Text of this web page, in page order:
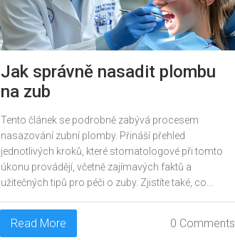
Jak správně nasadit plombu
na zub
Tento článek se podrobně zabývá procesem
nasazování zubní plomby. Přináší přehled
jednotlivých kroků, které stomatologové při tomto
úkonu provádějí, včetně zajímavých faktů a
užitečných tipů pro péči o zuby. Zjistíte také, co
plombu pečovat po jejím nasazení.
Read More 0 Comments